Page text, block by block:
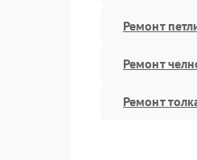
Ремонт
Ремонт
Ремонт